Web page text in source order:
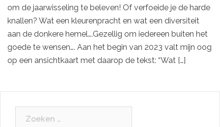
om de jaarwisseling te beleven! Of verfoeide je de harde
knallen? Wat een kleurenpracht en wat een diversiteit
aan de donkere hemel….Gezellig om iedereen buiten het
goede te wensen…. Aan het begin van 2023 valt mijn oog
op een ansichtkaart met daarop de tekst: “Wat […]